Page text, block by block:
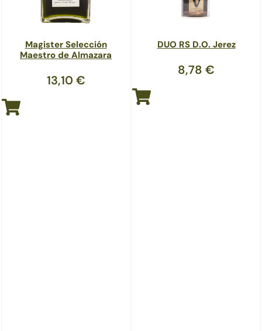
Magister Selección
Maestro de Almazara
13,10 €
DUO RS D.O. Jerez
8,78 €